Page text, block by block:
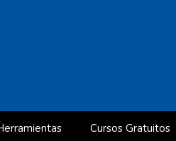
Cursos Gratuitos